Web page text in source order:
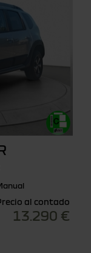
al contado
13.290 €